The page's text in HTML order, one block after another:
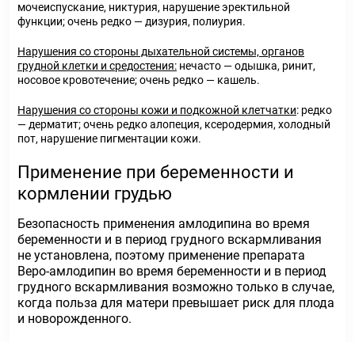
мочеиспускание, никтурия, нарушение эректильной
функции; очень редко — дизурия, полиурия.
Нарушения со стороны дыхательной системы, органов
грудной клетки и средостения: нечасто — одышка, ринит,
носовое кровотечение; очень редко — кашель.
Нарушения со стороны кожи и подкожной клетчатки: редко
— дерматит; очень редко алопеция, ксеродермия, холодный
пот, нарушение пигментации кожи.
Применение при беременности и
кормлении грудью
Безопасность применения амлодипина во время
беременности и в период грудного вскармливания
не установлена, поэтому применение препарата
Веро-амлодипин во время беременности и в период
грудного вскармливания возможно только в случае,
когда польза для матери превышает риск для плода
и новорожденного.